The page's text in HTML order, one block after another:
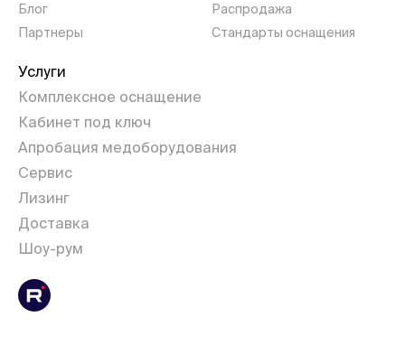
Блог
Партнеры
Распродажа
Стандарты оснащения
Услуги
Комплексное оснащение
Кабинет под ключ
Апробация медоборудования
Сервис
Лизинг
Доставка
Шоу-рум